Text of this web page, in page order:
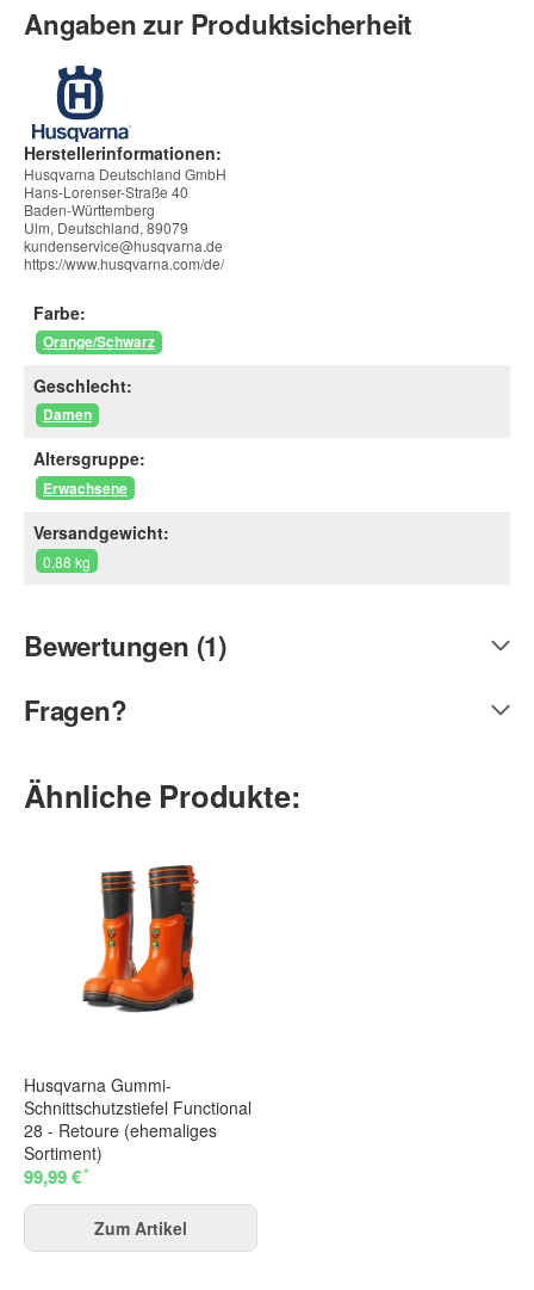
Angaben zur Produktsicherheit
Herstellerinformationen:
Husqvarna Deutschland GmbH
Hans-Lorenser-Straße 40
Baden-Württemberg
Ulm, Deutschland, 89079
kundenservice@husqvarna.de
https://www.husqvarna.com/de/
Farbe:
Orange/Schwarz
Geschlecht:
Damen
Altersgruppe:
Erwachsene
Versandgewicht:
0,88 kg
Bewertungen (1)
Fragen?
Ähnliche Produkte:
Husqvarna Gummi-
Schnittschutzstiefel Functional
28 - Retoure (ehemaliges
Sortiment)
99,99 €*
Zum Artikel